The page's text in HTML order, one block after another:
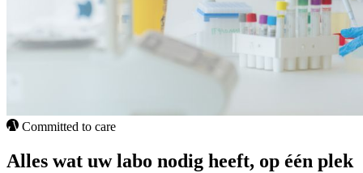
Committed to care
Alles wat uw labo nodig heeft, op één plek